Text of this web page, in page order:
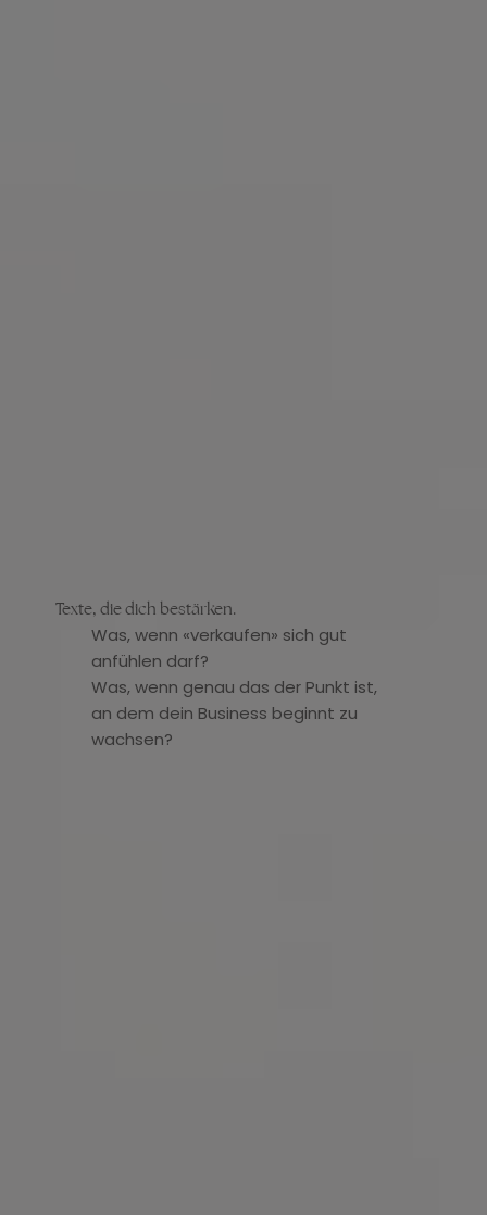
Texte, die dich bestärken.
Was, wenn «verkaufen» sich gut
anfühlen darf?
Was, wenn genau das der Punkt ist,
an dem dein Business beginnt zu
wachsen?